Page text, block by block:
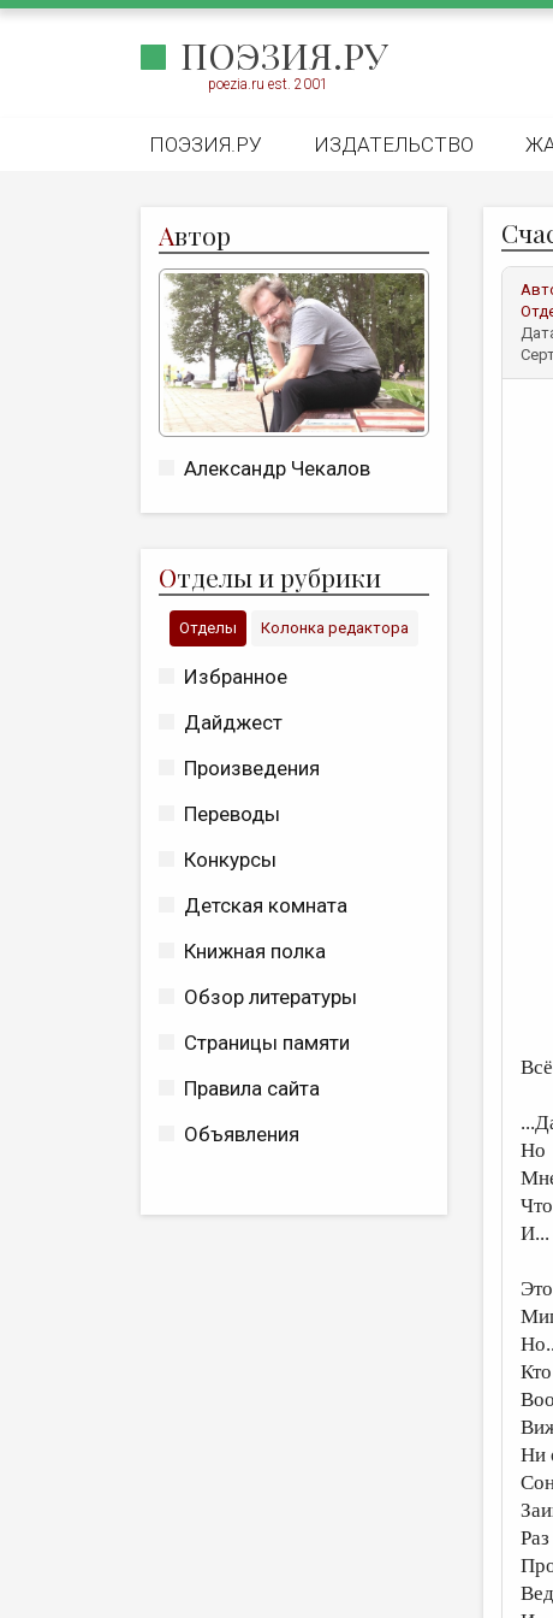
ПОЭЗИЯ.РУ
poezia.ru est. 2001
ПОЭЗИЯ.РУ ИЗДАТЕЛЬСТВО
Автор
Александр Чекалов
Отделы и рубрики
Отделы Колонка редактора
Избранное
Дайджест
Произведения
Переводы
Конкурсы
Детская комната
Книжная полка
Обзор литературы
Страницы памяти
Правила сайта
Объявления
Но
И...
Ни